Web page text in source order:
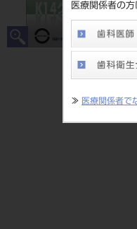
医療関係者の方
≫ 医療関係者で